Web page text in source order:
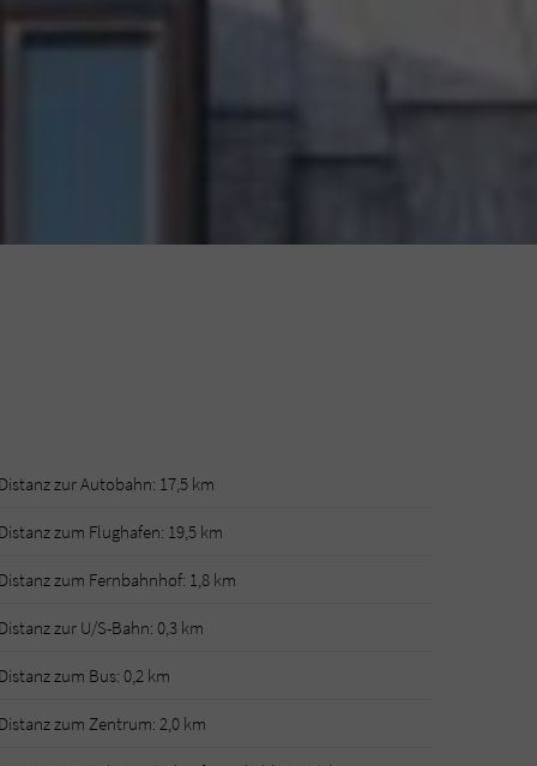
Distanz zur Autobahn: 17,5 km
Distanz zum Flughafen: 19,5 km
Distanz zum Fernbahnhof: 1,8 km
Distanz zur U/S-Bahn: 0,3 km
Distanz zum Bus: 0,2 km
Distanz zum Zentrum: 2,0 km